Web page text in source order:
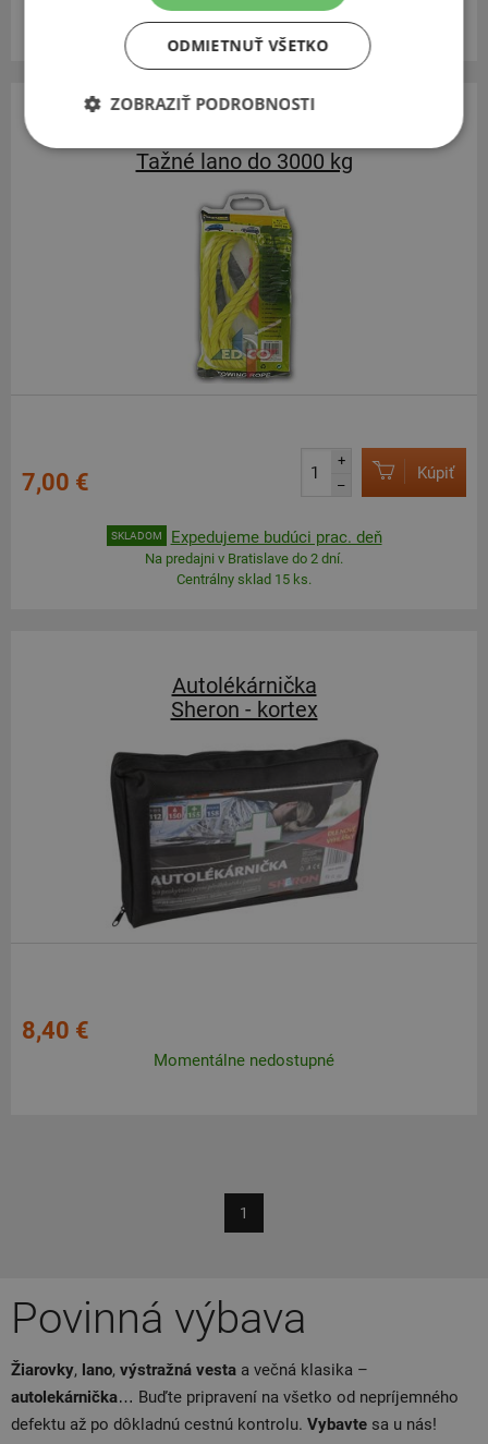
Na predajni v Bratislave do 2 dní.
Tažné lano do 3000 kg
7,00 €
+
–
Kúpiť
SKLADOM Expedujeme budúci prac. deň
Na predajni v Bratislave do 2 dní.
Centrálny sklad 15 ks.
Autolékárnička
Sheron - kortex
8,40 €
Momentálne nedostupné
1
Povinná výbava
Žiarovky, lano, výstražná vesta a večná klasika –
autolekárnička… Buďte pripravení na všetko od nepríjemného
defektu až po dôkladnú cestnú kontrolu. Vybavte sa u nás!
ODMIETNUŤ VŠETKO
ZOBRAZIŤ PODROBNOSTI